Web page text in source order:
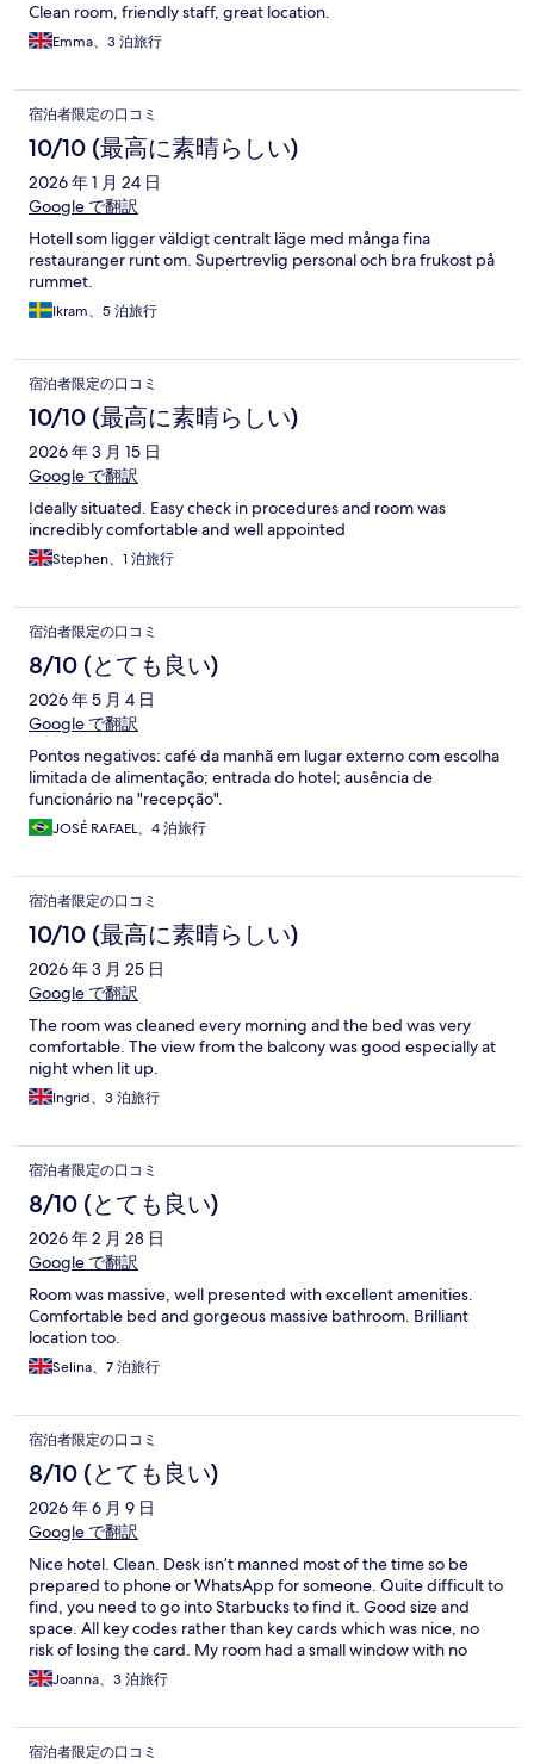
Clean room, friendly staff, great location.
Emma、3 泊旅行
宿泊者限定の口コミ
10/10 (最高に素晴らしい)
2026 年 1 月 24 日
Google で翻訳
Hotell som ligger väldigt centralt läge med många fina
restauranger runt om. Supertrevlig personal och bra frukost på
rummet.
Ikram、5 泊旅行
宿泊者限定の口コミ
10/10 (最高に素晴らしい)
2026 年 3 月 15 日
Google で翻訳
Ideally situated. Easy check in procedures and room was
incredibly comfortable and well appointed
Stephen、1 泊旅行
宿泊者限定の口コミ
8/10 (とても良い)
2026 年 5 月 4 日
Google で翻訳
Pontos negativos: café da manhã em lugar externo com escolha
limitada de alimentação; entrada do hotel; ausência de
funcionário na "recepção".
JOSÉ RAFAEL、4 泊旅行
宿泊者限定の口コミ
10/10 (最高に素晴らしい)
2026 年 3 月 25 日
Google で翻訳
The room was cleaned every morning and the bed was very
comfortable. The view from the balcony was good especially at
night when lit up.
Ingrid、3 泊旅行
宿泊者限定の口コミ
8/10 (とても良い)
2026 年 2 月 28 日
Google で翻訳
Room was massive, well presented with excellent amenities.
Comfortable bed and gorgeous massive bathroom. Brilliant
location too.
Selina、7 泊旅行
宿泊者限定の口コミ
8/10 (とても良い)
2026 年 6 月 9 日
Google で翻訳
Nice hotel. Clean. Desk isn’t manned most of the time so be
prepared to phone or WhatsApp for someone. Quite difficult to
find, you need to go into Starbucks to find it. Good size and
space. All key codes rather than key cards which was nice, no
risk of losing the card. My room had a small window with no
view, so didn’t provide a lot of natural light. Overall would stay
again, nice hotel and good location
Joanna、3 泊旅行
宿泊者限定の口コミ